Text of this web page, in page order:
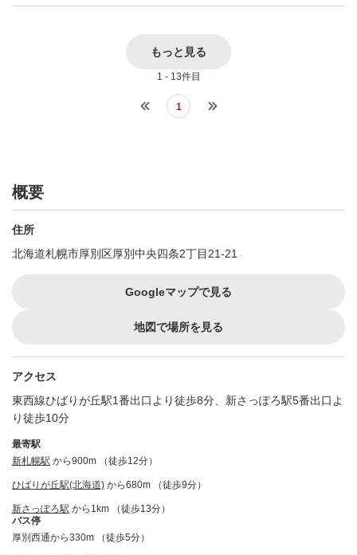
もっと見る
1 - 13件目
1
概要
住所
北海道札幌市厚別区厚別中央四条2丁目21-21
Googleマップで見る
地図で場所を見る
アクセス
東西線ひばりが丘駅1番出口より徒歩8分、新さっぽろ駅5番出口よ
り徒歩10分
最寄駅
新札幌駅 から900m （徒歩12分）
ひばりが丘駅(北海道) から680m （徒歩9分）
新さっぽろ駅 から1km （徒歩13分）
バス停
厚別西通から330m （徒歩5分）